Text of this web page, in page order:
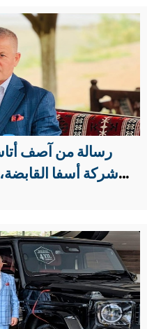
رسالة من آصف
شركة أسفا